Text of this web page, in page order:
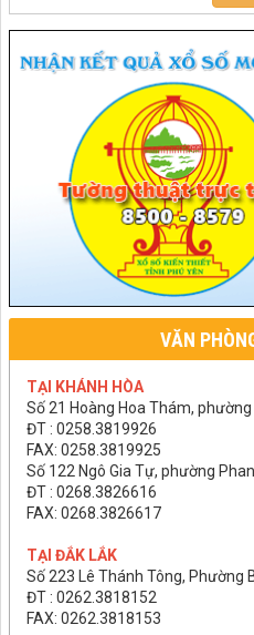
VĂN
TẠI KHÁNH HÒA
Số 21 Hoàng Hoa Thám,
ĐT : 0258.3819926
FAX: 0258.3819925
Số 122 Ngô Gia Tự, phường
ĐT : 0268.3826616
FAX: 0268.3826617
TẠI ĐẮK LẮK
Số 223 Lê Thánh Tông, Phường
ĐT : 0262.3818152
FAX: 0262.3818153